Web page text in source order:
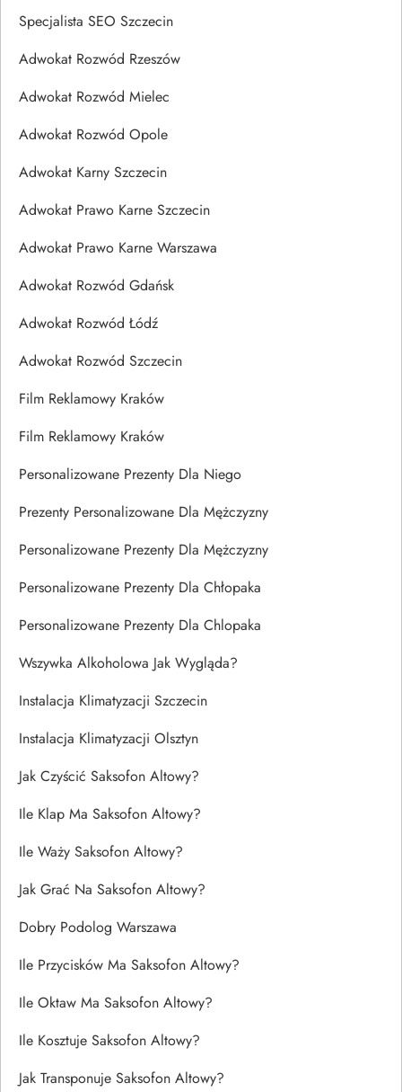
Specjalista SEO Szczecin
Adwokat Rozwód Rzeszów
Adwokat Rozwód Mielec
Adwokat Rozwód Opole
Adwokat Karny Szczecin
Adwokat Prawo Karne Szczecin
Adwokat Prawo Karne Warszawa
Adwokat Rozwód Gdańsk
Adwokat Rozwód Łódź
Adwokat Rozwód Szczecin
Film Reklamowy Kraków
Film Reklamowy Kraków
Personalizowane Prezenty Dla Niego
Prezenty Personalizowane Dla Mężczyzny
Personalizowane Prezenty Dla Mężczyzny
Personalizowane Prezenty Dla Chłopaka
Personalizowane Prezenty Dla Chlopaka
Wszywka Alkoholowa Jak Wygląda?
Instalacja Klimatyzacji Szczecin
Instalacja Klimatyzacji Olsztyn
Jak Czyścić Saksofon Altowy?
Ile Klap Ma Saksofon Altowy?
Ile Waży Saksofon Altowy?
Jak Grać Na Saksofon Altowy?
Dobry Podolog Warszawa
Ile Przycisków Ma Saksofon Altowy?
Ile Oktaw Ma Saksofon Altowy?
Ile Kosztuje Saksofon Altowy?
Jak Transponuje Saksofon Altowy?